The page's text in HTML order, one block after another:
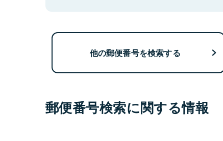
他の郵便番号を検索する
郵便番号検索に関する情報